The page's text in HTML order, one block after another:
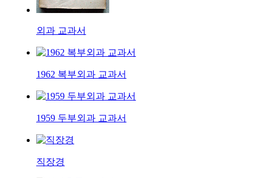
외과 교과서
1962 복부외과 교과서
1959 두부외과 교과서
직장경